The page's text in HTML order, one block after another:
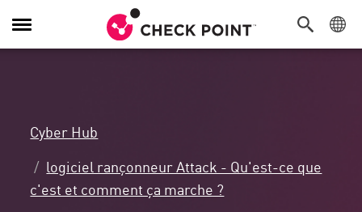
Navigation
dans
Cyber Hub
logiciel rançonneur Attack - Qu'est-ce que
c'est et comment ça marche ?